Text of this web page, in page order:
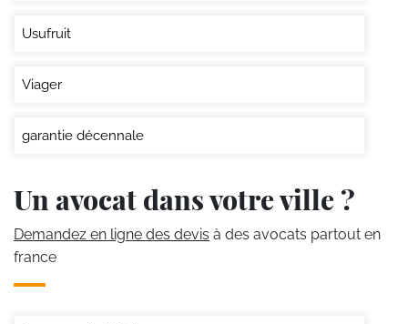
Usufruit
Viager
garantie décennale
Un avocat dans votre ville ?
Demandez en ligne des devis à des avocats partout en
france